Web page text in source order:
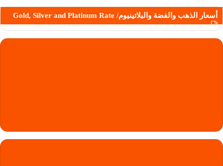
أسعار الذهب والفضة والبلاتينيوم/ Gold, Silver and Platinum Rate